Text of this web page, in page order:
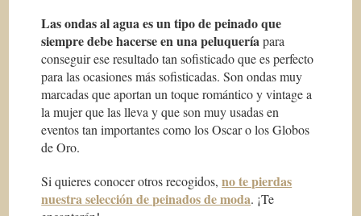
Las ondas al agua es un tipo de peinado que
siempre debe hacerse en una peluqueríapara
conseguir ese resultado tan sofisticado que es perfecto
para las ocasiones más sofisticadas. Son ondas muy
marcadas que aportan un toque romántico y vintage a
la mujer que las lleva y que son muy usadas en
eventos tan importantes como los Oscar o los Globos
de Oro.
Si quieres conocer otros recogidos,no te pierdas
nuestra selección de peinados de moda. ¡Te